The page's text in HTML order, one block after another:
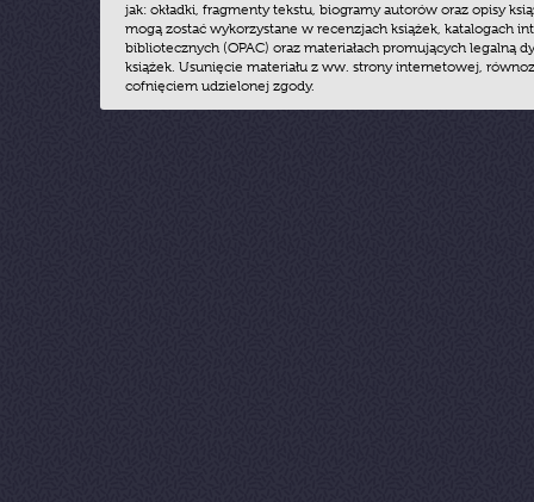
jak: okładki, fragmenty tekstu, biogramy autorów oraz opisy
mogą zostać wykorzystane w recenzjach książek, katalogach
bibliotecznych (OPAC) oraz materiałach promujących legalną
książek. Usunięcie materiału z ww. strony internetowej,
cofnięciem udzielonej zgody.